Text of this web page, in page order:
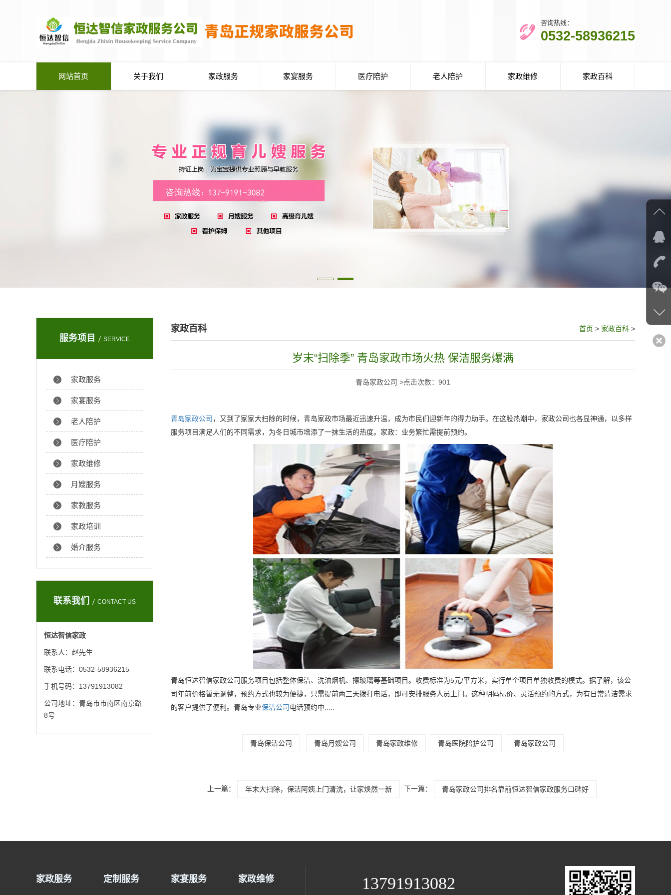
咨询热线：
0532-58936215
网站首页 关于我们 家政服务 家宴服务 医疗陪护 老人陪护 家政维修 家政百科
服务项目 SERVICE
家政服务
家宴服务
老人陪护
医疗陪护
家政维修
月嫂服务
家教服务
家政培训
婚介服务
联系我们 CONTACT US
恒达智信家政
联系人：赵先生
联系电话：0532-58936215
手机号码：13791913082
公司地址：青岛市市南区南京路
8号
家政百科 首页 > 家政百科 >
岁末“扫除季” 青岛家政市场火热 保洁服务爆满
青岛家政公司 >点击次数：901
青岛家政公司，又到了家家大扫除的时候，青岛家政市场最近迅速升温，成为市民们迎新年的得力助手。在这股热潮中，家政公司也各显神通，以多样
服务项目满足人们的不同需求，为冬日城市增添了一抹生活的热度。家政：业务繁忙需提前预约。
青岛恒达智信家政公司服务项目包括整体保洁、洗油烟机、擦玻璃等基础项目。收费标准为5元/平方米，实行单个项目单独收费的模式。据了解，该公
司年前价格暂无调整，预约方式也较为便捷，只需提前两三天拨打电话，即可安排服务人员上门。这种明码标价、灵活预约的方式，为有日常清洁需求
的客户提供了便利。青岛专业保洁公司电话预约中.....
青岛保洁公司 青岛月嫂公司 青岛家政维修 青岛医院陪护公司 青岛家政公司
上一篇： 年末大扫除，保洁阿姨上门清洗，让家焕然一新 下一篇： 青岛家政公司排名靠前恒达智信家政服务口碑好
家政服务 定制服务 家宴服务 家政维修 13791913082